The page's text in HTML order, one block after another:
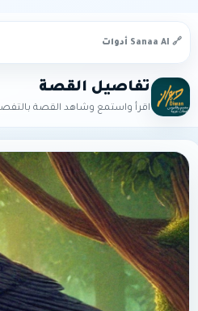
🔗 Sanaa AI أدوات
تفاصيل القصة
اقرأ واستمع وشاهد القصة